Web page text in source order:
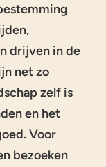
drijven in de
net zo
zelf is
en het
Voor
bezoeken